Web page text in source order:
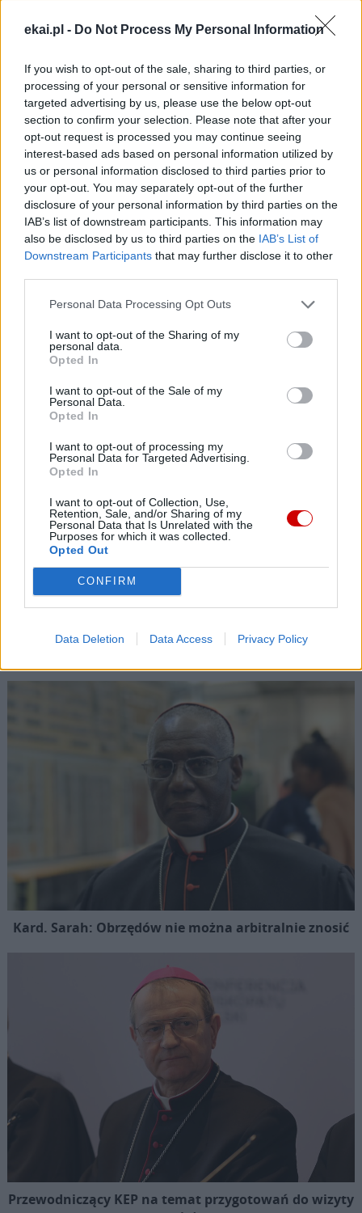
ekai.pl - Do Not Process My Personal Information
If you wish to opt-out of the sale, sharing to third parties, or
processing of your personal or sensitive information for
targeted advertising by us, please use the below opt-out
section to confirm your selection. Please note that after your
opt-out request is processed you may continue seeing
interest-based ads based on personal information utilized by
us or personal information disclosed to third parties prior to
your opt-out. You may separately opt-out of the further
disclosure of your personal information by third parties on the
IAB’s list of downstream participants. This information may
also be disclosed by us to third parties on the IAB’s List of
Downstream Participants that may further disclose it to other
Personal Data Processing Opt Outs
I want to opt-out of the Sharing of my
personal data.
Opted In
I want to opt-out of the Sale of my
Personal Data.
Opted In
I want to opt-out of processing my
Personal Data for Targeted Advertising.
Opted In
I want to opt-out of Collection, Use,
Retention, Sale, and/or Sharing of my
Personal Data that Is Unrelated with the
Purposes for which it was collected.
Opted Out
CONFIRM
Data Deletion Data Access Privacy Policy
misję. Więcej informacji znajdziesztutaj.
Facebook
Messenger
WhatsApp
Email Copy
Link
Print
Wersja do druku
Tagi: ROZWÓJ UBÓSTWO
Najnowsze
09 sierpnia 2026 | 12:46
09 sierpnia 2026 | 11:05
Międzyrzecz: Niezwykła wystawa „Sztuka i Architektura
09 sierpnia 2026 | 10:06
9 sierpnia Kościół wspomina św. Teresę Benedyktę od Krzyża –
Edytę Stein
09 sierpnia 2026 | 09:58
Pielgrzymi u patrona diecezji w Jędrzejowie
Popularne
Kard. Sarah: Obrzędów nie można arbitralnie znosić
Przewodniczący KEP na temat przygotowań do wizyty